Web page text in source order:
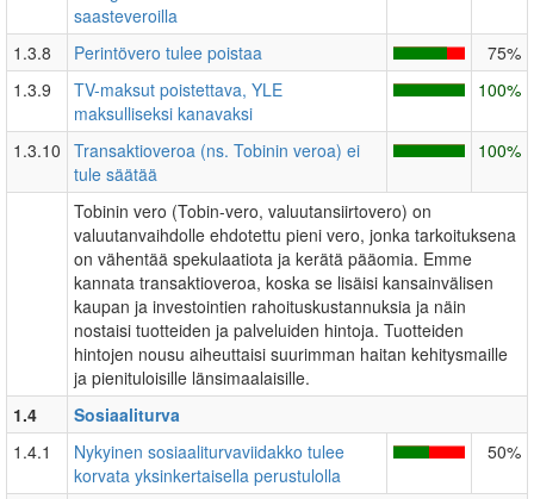
saasteveroilla
1.3.8 Perintövero tulee poistaa
75%
1.3.9
TV-maksut poistettava, YLE
maksulliseksi kanavaksi
100%
1.3.10 Transaktioveroa (ns. Tobinin veroa) ei
tule säätää
100%
Tobinin vero (Tobin-vero, valuutansiirtovero) on
valuutanvaihdolle ehdotettu pieni vero, jonka tarkoituksena
on vähentää spekulaatiota ja kerätä pääomia. Emme
kannata transaktioveroa, koska se lisäisi kansainvälisen
kaupan ja investointien rahoituskustannuksia ja näin
nostaisi tuotteiden ja palveluiden hintoja. Tuotteiden
hintojen nousu aiheuttaisi suurimman haitan kehitysmaille
ja pienituloisille länsimaalaisille.
1.4
Sosiaaliturva
1.4.1
Nykyinen sosiaaliturvaviidakko tulee
korvata yksinkertaisella perustulolla
50%